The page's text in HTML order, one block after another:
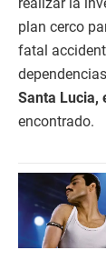
plan cerco
fatal
Santa Lucia,
encontrado.